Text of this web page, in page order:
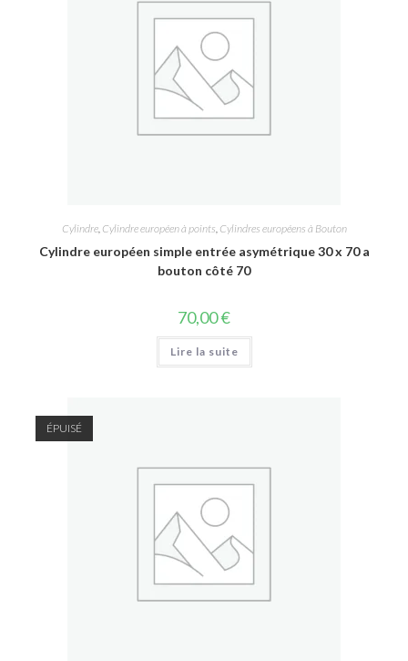
Cylindre, Cylindre européen à points, Cylindres européens à Bouton
Cylindre européen simple entrée asymétrique 30 x 70 a
bouton côté 70
70,00€
Lire la suite
ÉPUISÉ